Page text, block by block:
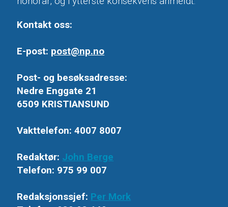
Kontakt oss:
E-post: post@np.no
Post- og besøksadresse:
Nedre Enggate 21
6509 KRISTIANSUND
Vakttelefon: 4007 8007
Redaktør: John Berge
Telefon: 975 99 007
Redaksjonssjef: Per Mork